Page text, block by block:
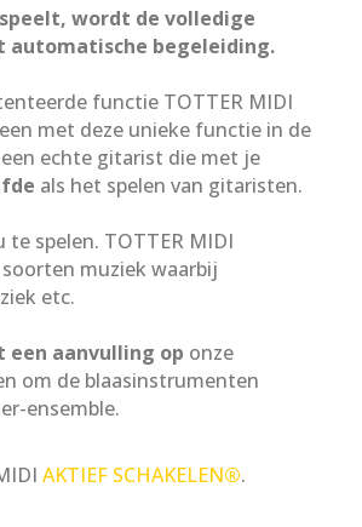
wordt de volledige
automatische begeleiding.
functie TOTTER MIDI
met deze unieke functie in de
echte gitarist die met je
als het spelen van gitaristen.
spelen. TOTTER MIDI
muziek waarbij
etc.
een aanvulling op onze
om de blaasinstrumenten
ensemble.
AKTIEF SCHAKELEN®.